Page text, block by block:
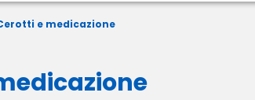
e medicazione